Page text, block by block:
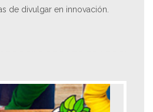
de divulgar en innovación.